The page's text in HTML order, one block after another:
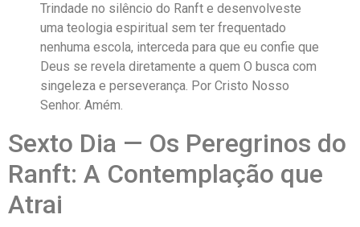
Trindade no silêncio do Ranft e desenvolveste
uma teologia espiritual sem ter frequentado
nenhuma escola, interceda para que eu confie que
Deus se revela diretamente a quem O busca com
singeleza e perseverança. Por Cristo Nosso
Senhor. Amém.
Sexto Dia — Os Peregrinos do
Ranft: A Contemplação que
Atrai